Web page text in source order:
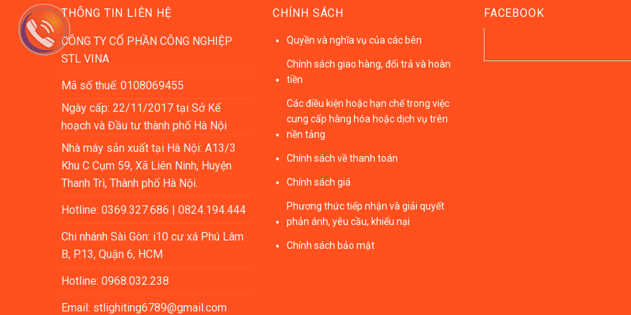
THÔNG TIN LIÊN HỆ
CÔNG TY CỔ PHẦN CÔNG NGHIỆP
STL VINA
Mã số thuế: 0108069455
Ngày cấp: 22/11/2017 tại Sở Kế
hoạch và Đầu tư thành phố Hà Nội
Nhà máy sản xuất tại Hà Nội: A13/3
Khu C Cụm 59, Xã Liên Ninh, Huyện
Thanh Trì, Thành phố Hà Nội.
Hotline: 0369.327.686 | 0824.194.444
Chi nhánh Sài Gòn: i10 cư xá Phú Lâm
B, P.13, Quận 6, HCM
Hotline: 0968.032.238
Email: stlighiting6789@gmail.com
CHÍNH SÁCH
Quyền và nghĩa vụ của các bên
Chính sách giao hàng, đổi trả và hoàn
tiền
Các điều kiện hoặc hạn chế trong việc
cung cấp hàng hóa hoặc dịch vụ trên
nền tảng
Chính sách về thanh toán
Chính sách giá
Phương thức tiếp nhận và giải quyết
phản ánh, yêu cầu, khiếu nại
Chính sách bảo mật
FACEBOOK